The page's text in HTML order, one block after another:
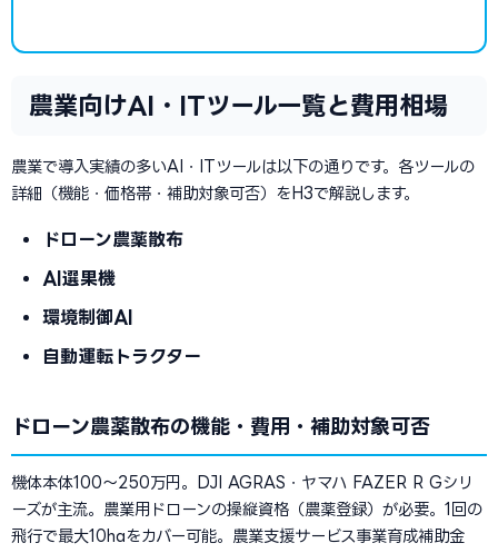
農業向けAI・ITツール一覧と費用相場
農業で導入実績の多いAI・ITツールは以下の通りです。各ツールの
詳細（機能・価格帯・補助対象可否）をH3で解説します。
ドローン農薬散布
AI選果機
環境制御AI
自動運転トラクター
ドローン農薬散布の機能・費用・補助対象可否
機体本体100〜250万円。DJI AGRAS・ヤマハ FAZER R Gシリ
ーズが主流。農業用ドローンの操縦資格（農薬登録）が必要。1回の
飛行で最大10haをカバー可能。農業支援サービス事業育成補助金